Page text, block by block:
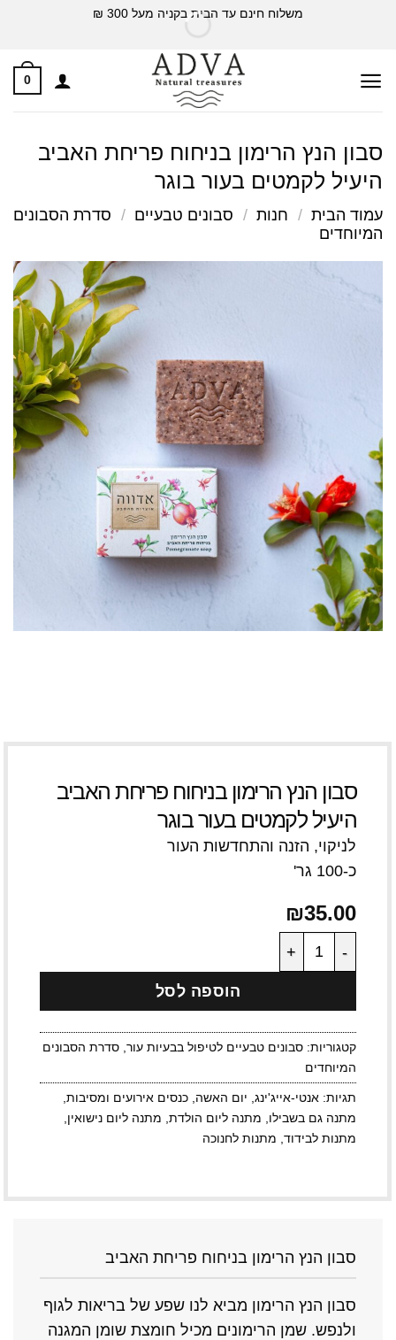
משלוח חינם עד הבית בקניה מעל 300 ₪
0
סבון הנץ הרימון בניחוח פריחת האביב
היעיל לקמטים בעור בוגר
עמוד הבית / חנות / סבונים טבעיים / סדרת הסבונים
המיוחדים
סבון הנץ הרימון בניחוח פריחת האביב
היעיל לקמטים בעור בוגר
לניקוי, הזנה והתחדשות העור
כ-100 גר'
₪35.00
כמות של סבון הנץ הרימון בניחוח פריחת האביב היעיל
הוספה לסל
קטגוריות: סבונים טבעיים לטיפול בבעיות עור סדרת הסבונים
המיוחדים
תגיות: אנטי-אייג'ינג יום האשה כנסים אירועים ומסיבות
מתנה גם בשבילו
מתנה ליום הולדת מתנה ליום נישואין
מתנות לבידוד מתנות לחנוכה
סבון הנץ הרימון בניחוח פריחת האביב
סבון הנץ הרימון מביא לנו שפע של בריאות לגוף
ולנפש. שמן הרימונים מכיל חומצת שומן המגנה